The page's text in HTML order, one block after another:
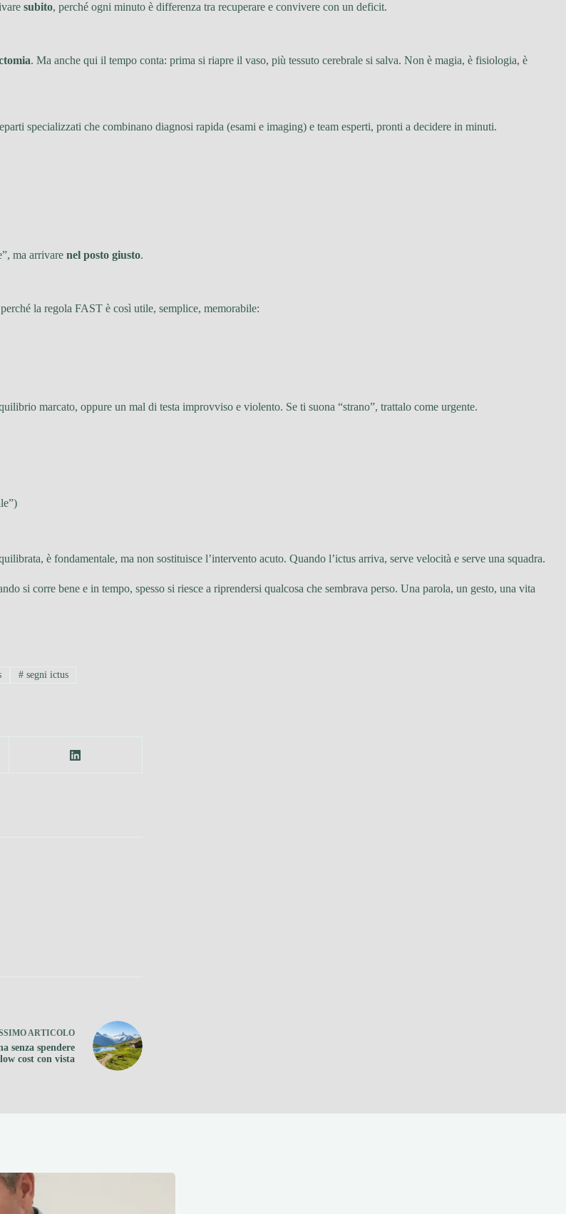
subito, perché ogni minuto è differenza tra recuperare e convivere con un deficit.
. Ma anche qui il tempo conta: prima si riapre il vaso, più tessuto cerebrale si salva. Non è magia, è fisiologia, è
specializzati che combinano diagnosi rapida (esami e imaging) e team esperti, pronti a decidere in minuti.
ma arrivare nel posto giusto.
la regola FAST è così utile, semplice, memorabile:
marcato, oppure un mal di testa improvviso e violento. Se ti suona “strano”, trattalo come urgente.
è fondamentale, ma non sostituisce l’intervento acuto. Quando l’ictus arriva, serve velocità e serve una squadra.
si corre bene e in tempo, spesso si riesce a riprendersi qualcosa che sembrava perso. Una parola, un gesto, una vita
#segni ictus
ARTICOLO
senza spendere
cost con vista